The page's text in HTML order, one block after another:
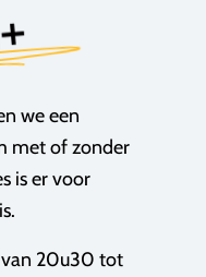
we een
met of zonder
is er voor
20u30 tot